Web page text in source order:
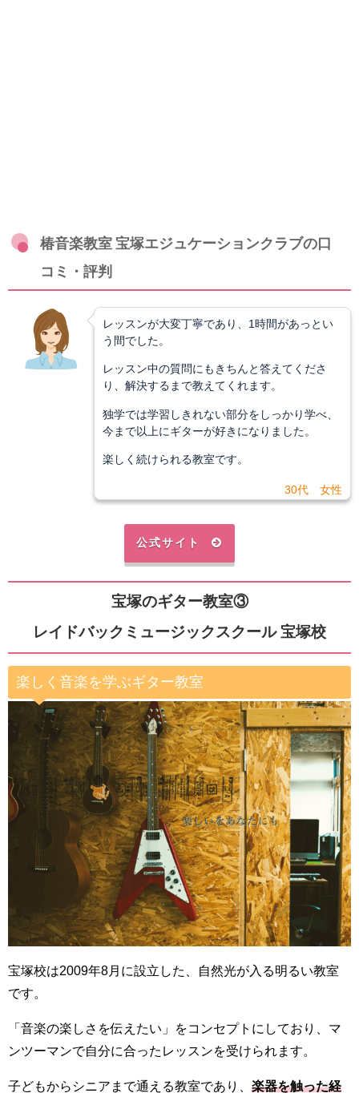
椿音楽教室 宝塚エジュケーションクラブの口
コミ・評判
レッスンが大変丁寧であり、1時間があっとい
う間でした。
レッスン中の質問にもきちんと答えてくださ
り、解決するまで教えてくれます。
独学では学習しきれない部分をしっかり学べ、
今まで以上にギターが好きになりました。
楽しく続けられる教室です。
30代 女性
公式サイト
宝塚のギター教室③
レイドバックミュージックスクール 宝塚校
楽しく音楽を学ぶギター教室
宝塚校は2009年8月に設立した、自然光が入る明るい教室
です。
「音楽の楽しさを伝えたい」をコンセプトにしており、マ
ンツーマンで自分に合ったレッスンを受けられます。
子どもからシニアまで通える教室であり、 楽器を触った経